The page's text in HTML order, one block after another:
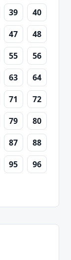
39
40
47
48
55
56
63
64
71
72
79
80
87
88
95
96